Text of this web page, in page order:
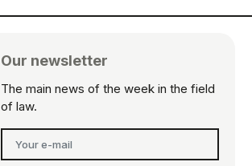
Our newsletter
The main news of the week in the field
of law.